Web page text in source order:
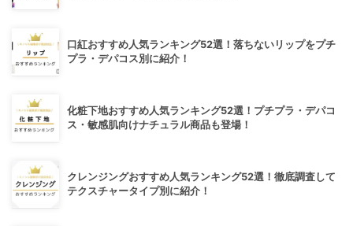
口紅おすすめ人気ランキング52選！落ちないリップをプチ
プラ・デパコス別に紹介！
化粧下地おすすめ人気ランキング52選！プチプラ・デパコ
ス・敏感肌向けナチュラル商品も登場！
クレンジングおすすめ人気ランキング52選！徹底調査して
テクスチャータイプ別に紹介！